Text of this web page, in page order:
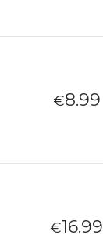
€8.99
€16.99